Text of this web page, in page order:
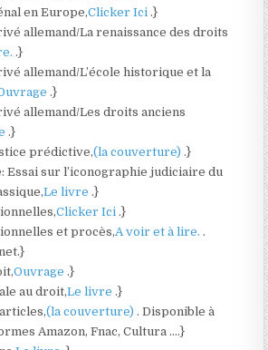
en Europe,Clicker Ici.}
allemand/La renaissance des droits
.}
allemand/L’école historique et la
.}
allemand/Les droits anciens
.}
prédictive,(la couverture).}
Essai sur l’iconographie judiciaire du
Le livre.}
Clicker Ici.}
et procès,A voir et à lire..
Ouvrage.}
au droit,Le livre.}
(la couverture). Disponible à
Amazon, Fnac, Cultura ….}